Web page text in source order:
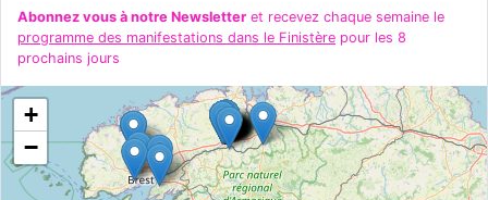
Abonnez vous à notre Newsletter et recevez chaque semaine le
programme des manifestations dans le Finistère pour les 8
prochains jours
+
−